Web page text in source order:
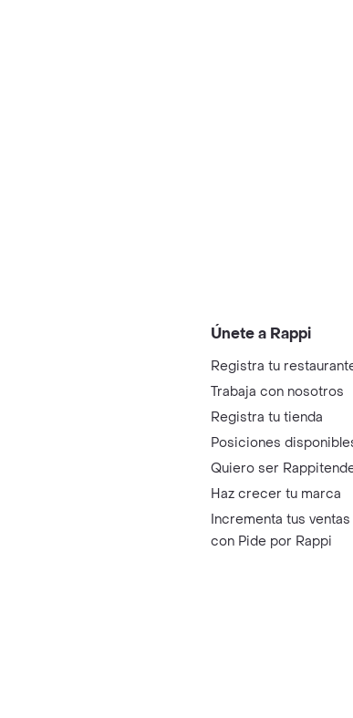
Únete a Rappi
Registra tu
Trabaja con nosotros
Registra tu tienda
Posiciones
Quiero ser
Haz crecer tu marca
Incrementa tus ventas
con Pide por Rappi